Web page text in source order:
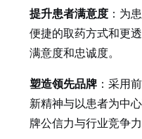
提升患者满意度 ：为
便捷的取药方式和更
满意度和忠诚度。
塑造领先品牌 ：采用
新精神与以患者为中
牌公信力与行业竞争力